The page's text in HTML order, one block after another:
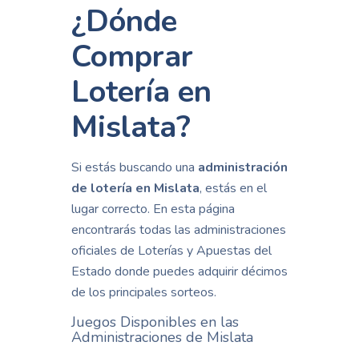
¿Dónde
Comprar
Lotería en
Mislata?
Si estás buscando una administración
de lotería en Mislata, estás en el
lugar correcto. En esta página
encontrarás todas las administraciones
oficiales de Loterías y Apuestas del
Estado donde puedes adquirir décimos
de los principales sorteos.
Juegos Disponibles en las
Administraciones de Mislata